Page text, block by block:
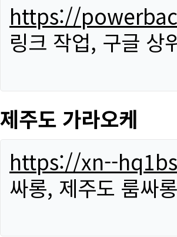
https://
링크 작업, 구글 상
제주도 가라오케
https://xn--
싸롱, 제주도 룸싸